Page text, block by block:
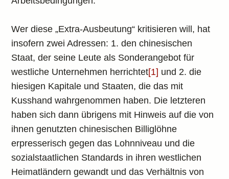
Wer diese „Extra-Ausbeutung“ kritisieren will, hat
insofern zwei Adressen: 1. den chinesischen
Staat, der seine Leute als Sonderangebot für
westliche Unternehmen herrichtet[1] und 2. die
hiesigen Kapitale und Staaten, die das mit
Kusshand wahrgenommen haben. Die letzteren
haben sich dann übrigens mit Hinweis auf die von
ihnen genutzten chinesischen Billiglöhne
erpresserisch gegen das Lohnniveau und die
sozialstaatlichen Standards in ihren westlichen
Heimatländern gewandt und das Verhältnis von